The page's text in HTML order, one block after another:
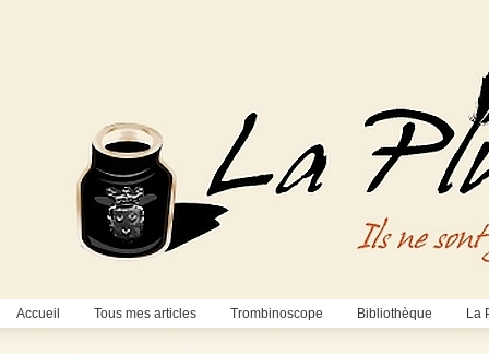
Accueil Tous mes articles Trombinoscope Bibliothèque La